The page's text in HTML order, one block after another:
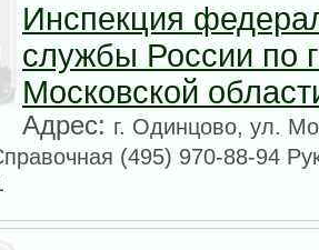
Инспекция
службы России по
Московской
Адрес:г. Одинцово, ул.
(495) 970-88-94